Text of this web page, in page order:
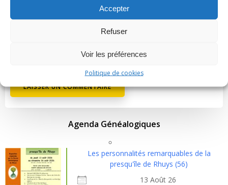
Accepter
Refuser
Voir les préférences
Politique de cookies
Enregistrer mon nom, mon e-mail et mon site dans
le navigateur pour mon prochain commentaire.
Agenda Généalogiques
Les personnalités remarquables de la
presqu'île de Rhuys (56)
13 Août 26